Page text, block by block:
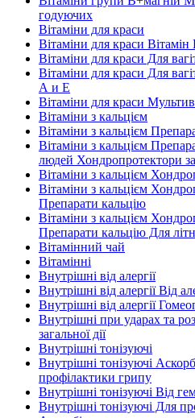
годуючих
Вітаміни для краси
Вітаміни для краси Вітамін
Вітаміни для краси Для
Вітаміни для краси Для
А и E
Вітаміни для краси
Вітаміни з кальцієм
Вітаміни з кальцієм
Вітаміни з кальцієм
людей Хондропротектори
Вітаміни з кальцієм
Вітаміни з кальцієм
Препарати кальцію
Вітаміни з кальцієм
Препарати кальцію Для
Вітамінний чай
Вітамінні
Внутрішні від алергії
Внутрішні від алергії Від
Внутрішні від алергії
Внутрішні при ударах та
загальної дії
Внутрішні тонізуючі
Внутрішні тонізуючі
профілактики грипу
Внутрішні тонізуючі Від
Внутрішні тонізуючі Для